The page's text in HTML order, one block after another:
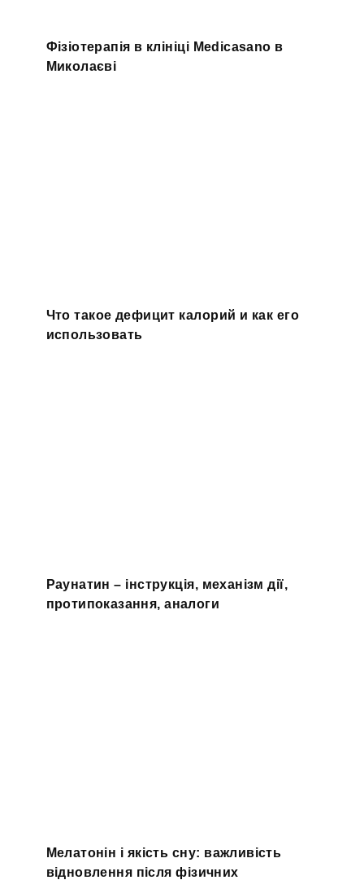
Фізіотерапія в клініці Medicasano в
Миколаєві
Что такое дефицит калорий и как его
использовать
Раунатин – інструкція, механізм дії,
протипоказання, аналоги
Мелатонін і якість сну: важливість
відновлення після фізичних